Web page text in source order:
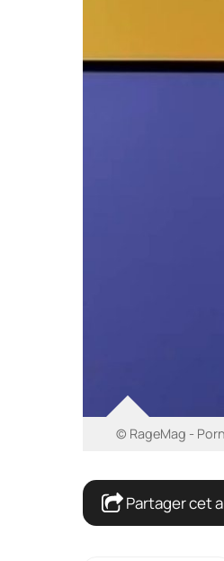
© RageMag -
Partager cet